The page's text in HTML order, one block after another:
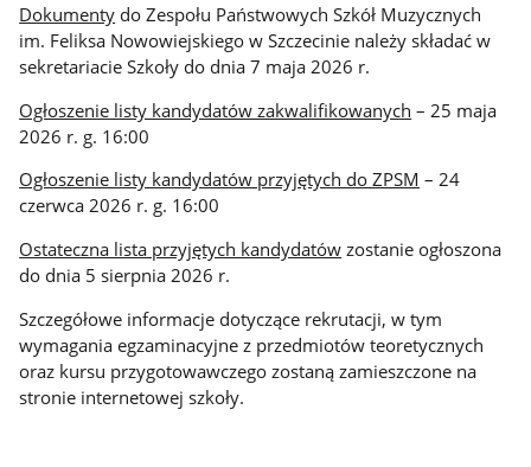
Dokumenty do Zespołu Państwowych Szkół Muzycznych
im. Feliksa Nowowiejskiego w Szczecinie należy składać w
sekretariacie Szkoły do dnia 7 maja 2026 r.
Ogłoszenie listy kandydatów zakwalifikowanych – 25 maja
2026 r. g. 16:00
Ogłoszenie listy kandydatów przyjętych do ZPSM – 24
czerwca 2026 r. g. 16:00
Ostateczna lista przyjętych kandydatów zostanie ogłoszona
do dnia 5 sierpnia 2026 r.
Szczegółowe informacje dotyczące rekrutacji, w tym
wymagania egzaminacyjne z przedmiotów teoretycznych
oraz kursu przygotowawczego zostaną zamieszczone na
stronie internetowej szkoły.